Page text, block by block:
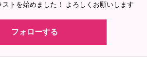
トを始めました！ よろしくお願いします
フォローする